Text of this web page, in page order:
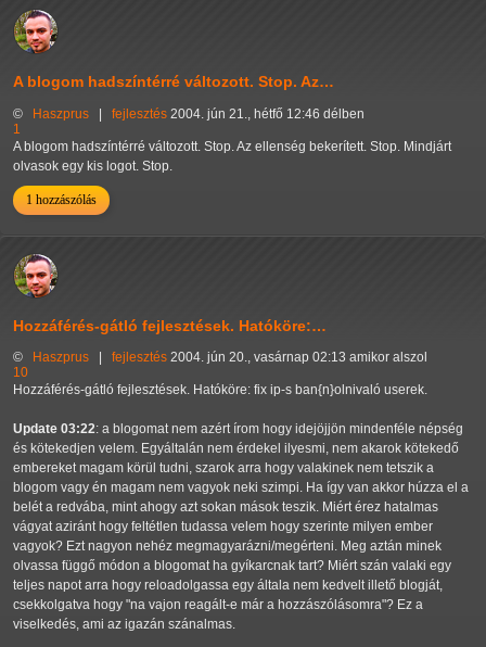
A blogom hadszíntérré változott. Stop. Az…
© Haszprus | fejlesztés 2004. jún 21., hétfő 12:46 délben
1
A blogom hadszíntérré változott. Stop. Az ellenség bekerített. Stop. Mindjárt
olvasok egy kis logot. Stop.
1 hozzászólás
Hozzáférés-gátló fejlesztések. Hatóköre:…
© Haszprus | fejlesztés 2004. jún 20., vasárnap 02:13 amikor alszol
10
Hozzáférés-gátló fejlesztések. Hatóköre: fix ip-s ban{n}olnivaló userek.
Update 03:22: a blogomat nem azért írom hogy idejöjjön mindenféle népség
és kötekedjen velem. Egyáltalán nem érdekel ilyesmi, nem akarok kötekedő
embereket magam körül tudni, szarok arra hogy valakinek nem tetszik a
blogom vagy én magam nem vagyok neki szimpi. Ha így van akkor húzza el a
belét a redvába, mint ahogy azt sokan mások teszik. Miért érez hatalmas
vágyat aziránt hogy feltétlen tudassa velem hogy szerinte milyen ember
vagyok? Ezt nagyon nehéz megmagyarázni/megérteni. Meg aztán minek
olvassa függő módon a blogomat ha gyíkarcnak tart? Miért szán valaki egy
teljes napot arra hogy reloadolgassa egy általa nem kedvelt illető blogját,
csekkolgatva hogy "na vajon reagált-e már a hozzászólásomra"? Ez a
viselkedés, ami az igazán szánalmas.